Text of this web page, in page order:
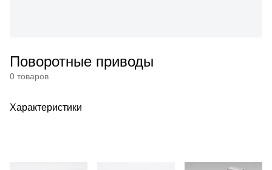
Поворотные приводы
0 товаров
Характеристики